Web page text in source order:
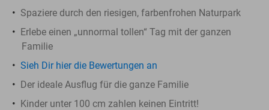
Spaziere durch den riesigen, farbenfrohen Naturpark
Erlebe einen „unnormal tollen“ Tag mit der ganzen
Familie
Sieh Dir hier die Bewertungen an
Der ideale Ausflug für die ganze Familie
Kinder unter 100 cm zahlen keinen Eintritt!